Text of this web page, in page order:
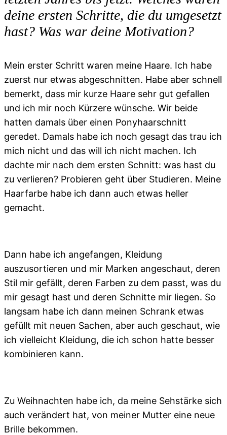
deine ersten Schritte, die du umgesetzt
hast? Was war deine Motivation?
Mein erster Schritt waren meine Haare. Ich habe
zuerst nur etwas abgeschnitten. Habe aber schnell
bemerkt, dass mir kurze Haare sehr gut gefallen
und ich mir noch Kürzere wünsche. Wir beide
hatten damals über einen Ponyhaarschnitt
geredet. Damals habe ich noch gesagt das trau ich
mich nicht und das will ich nicht machen. Ich
dachte mir nach dem ersten Schnitt: was hast du
zu verlieren? Probieren geht über Studieren. Meine
Haarfarbe habe ich dann auch etwas heller
gemacht.
Dann habe ich angefangen, Kleidung
auszusortieren und mir Marken angeschaut, deren
Stil mir gefällt, deren Farben zu dem passt, was du
mir gesagt hast und deren Schnitte mir liegen. So
langsam habe ich dann meinen Schrank etwas
gefüllt mit neuen Sachen, aber auch geschaut, wie
ich vielleicht Kleidung, die ich schon hatte besser
kombinieren kann.
Zu Weihnachten habe ich, da meine Sehstärke sich
auch verändert hat, von meiner Mutter eine neue
Brille bekommen.